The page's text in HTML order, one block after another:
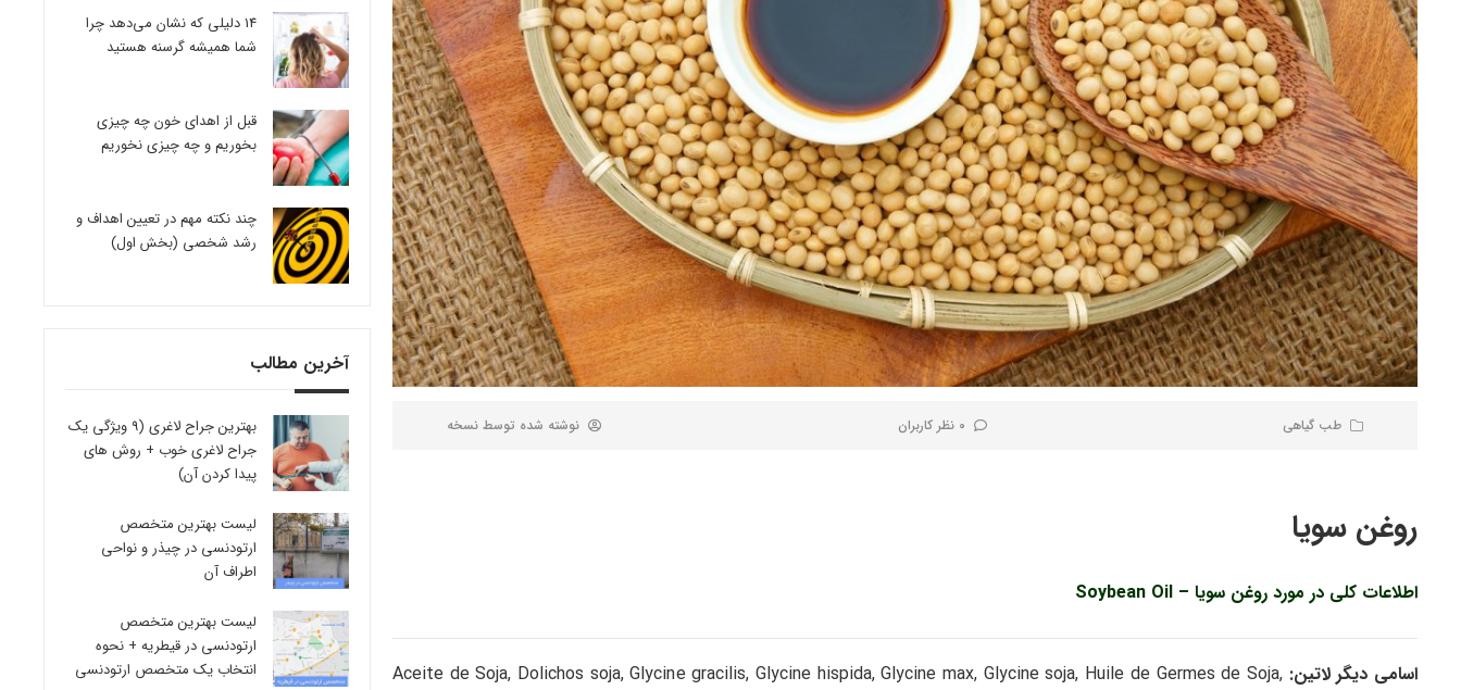
طب گیاهی 0 نظر کاربران نوشته شده توسط نسخه
روغن سویا
اطلاعات کلی در مورد روغن سویا – Soybean Oil
اسامی دیگر لاتین: Aceite de Soja, Dolichos soja, Glycine gracilis, Glycine hispida, Glycine max, Glycine soja, Huile de Germes de Soja,
14 دلیلی که نشان می‌دهد چرا
شما همیشه گرسنه هستید
قبل از اهدای خون چه چیزی
بخوریم و چه چیزی نخوریم
چند نکته مهم در تعیین اهداف و
رشد شخصی (بخش اول)
آخرین مطالب
بهترین جراح لاغری (9 ویژگی یک
جراح لاغری خوب + روش های
پیدا کردن آن)
لیست بهترین متخصص
ارتودنسی در چیذر و نواحی
اطراف آن
لیست بهترین متخصص
ارتودنسی در قیطریه + نحوه
انتخاب یک متخصص ارتودنسی